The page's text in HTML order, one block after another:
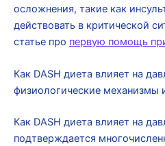
осложнения, такие как
действовать в критической
статье про первую помощь
Как DASH диета влияет на
физиологические механизмы
Как DASH диета влияет на
подтверждается